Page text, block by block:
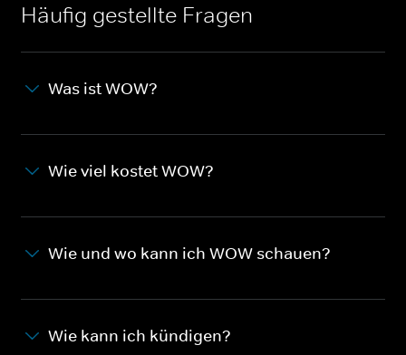
Häufig gestellte Fragen
Was ist WOW?
Wie viel kostet WOW?
Wie und wo kann ich WOW schauen?
Wie kann ich kündigen?